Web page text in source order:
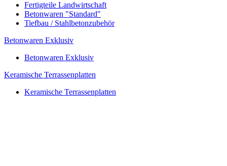
Fertigteile Landwirtschaft
Betonwaren "Standard"
Tiefbau / Stahlbetonzubehör
Betonwaren Exklusiv
Betonwaren Exklusiv
Keramische Terrassenplatten
Keramische Terrassenplatten